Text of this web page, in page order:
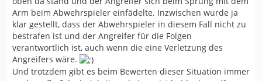
Arm beim Abwehrspieler einfädelte. Inzwischen wurde ja
klar gestellt, dass der Abwehrspieler in diesem Fall nicht zu
bestrafen ist und der Angreifer für die Folgen
verantwortlich ist, auch wenn die eine Verletzung des
Angreifers wäre.
Und trotzdem gibt es beim Bewerten dieser Situation immer